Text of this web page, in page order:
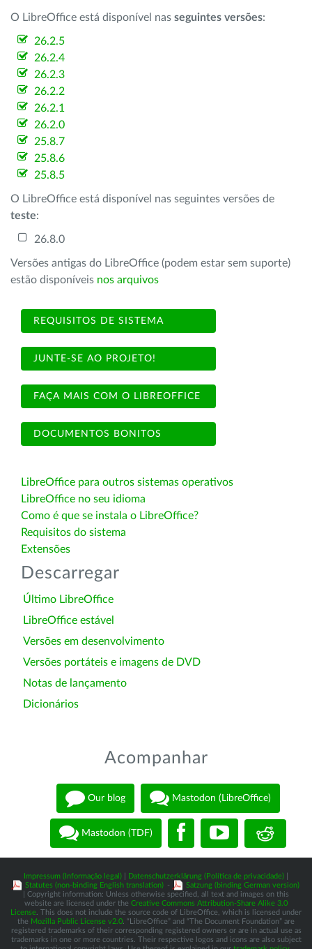
O LibreOffice está disponível nas seguintes versões:
26.2.5
26.2.4
26.2.3
26.2.2
26.2.1
26.2.0
25.8.7
25.8.6
25.8.5
O LibreOffice está disponível nas seguintes versões de
teste:
26.8.0
Versões antigas do LibreOffice (podem estar sem suporte)
estão disponíveis nos arquivos
REQUISITOS DE SISTEMA
JUNTE-SE AO PROJETO!
FAÇA MAIS COM O LIBREOFFICE
DOCUMENTOS BONITOS
LibreOffice para outros sistemas operativos
LibreOffice no seu idioma
Como é que se instala o LibreOffice?
Requisitos do sistema
Extensões
Descarregar
Último LibreOffice
LibreOffice estável
Versões em desenvolvimento
Versões portáteis e imagens de DVD
Notas de lançamento
Dicionários
Acompanhar
Our blog Mastodon (LibreOffice)
Mastodon (TDF)
Impressum (Informação legal) Datenschutzerklärung (Política de privacidade)
Statutes (non-binding English translation) -
Satzung (binding German version)
| Copyright information: Unless otherwise specified, all text and images on this
website are licensed under the Creative Commons Attribution-Share Alike 3.0
License . This does not include the source code of LibreOffice, which is licensed under
the Mozilla Public License v2.0 . “LibreOffice” and “The Document Foundation” are
registered trademarks of their corresponding registered owners or are in actual use as
trademarks in one or more countries. Their respective logos and icons are also subject